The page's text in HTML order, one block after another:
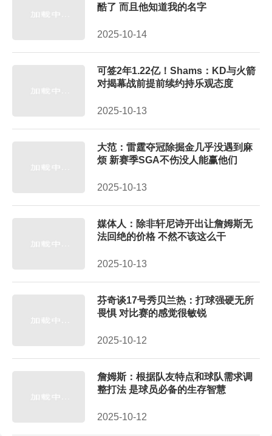
酷了 而且他知道我的名字
2025-10-14
可签2年1.22亿！Shams：KD与火箭
对揭幕战前提前续约持乐观态度
2025-10-13
大范：雷霆夺冠除掘金几乎没遇到麻
烦 新赛季SGA不伤没人能赢他们
2025-10-13
媒体人：除非轩尼诗开出让詹姆斯无
法回绝的价格 不然不该这么干
2025-10-13
芬奇谈17号秀贝兰热：打球强硬无所
畏惧 对比赛的感觉很敏锐
2025-10-12
詹姆斯：根据队友特点和球队需求调
整打法 是球员必备的生存智慧
2025-10-12